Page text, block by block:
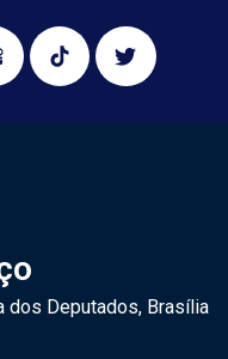
dos Deputados, Brasília